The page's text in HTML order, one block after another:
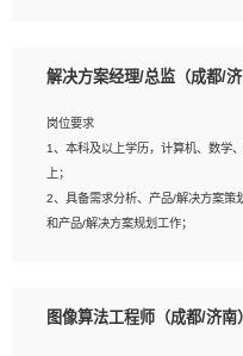
岗位要求：
1、全日制统招本科及以上学历，计
2、具有扎实的java编程功底和良好
发经验和性能调优经验尤佳；熟悉
平台、云产品功能特性，熟练使用相
研发管理流程建设经验；
解决方案经理/总监（成都/济
岗位要求
1、本科及以上学历，计算机、数学
上；
2、具备需求分析、产品/解决方案策
和产品/解决方案规划工作；
相关的解决方案，包括视频分析、图
图像算法工程师（成都/济南）